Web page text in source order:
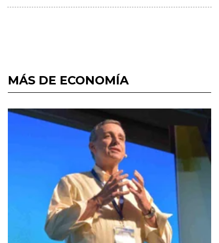
MÁS DE ECONOMÍA